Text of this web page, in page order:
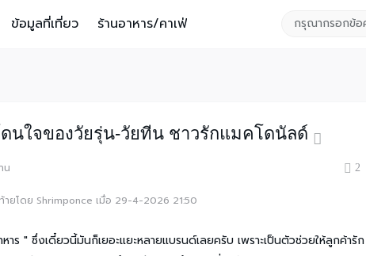
ข้อมูลที่เที่ยว ร้านอาหาร/คาเฟ่
นใจของวัยรุ่น-วัยทีน ชาวรักแมคโดนัลด์
2
น
ายโดย Shrimponce เมื่อ 29-4-2026 21:50
ร " ซึ่งเดี๋ยวนี้มันก็เยอะแยะหลายแบรนด์เลยครับ เพราะเป็นตัวช่วยให้ลูกค้ารัก